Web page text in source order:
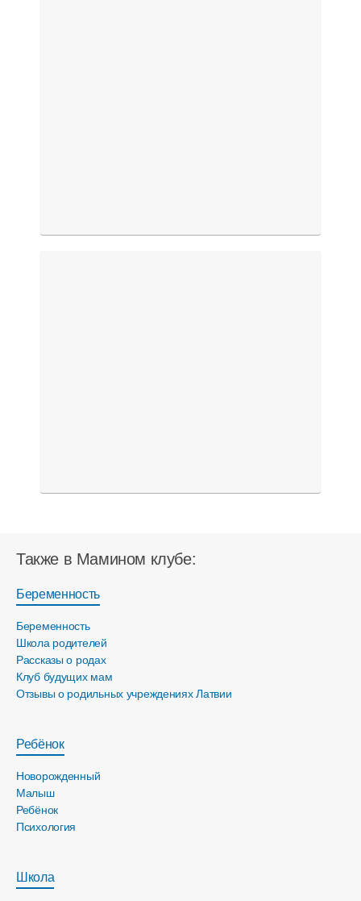
Также в Мамином клубе:
Беременность
Беременность
Школа родителей
Рассказы о родах
Клуб будущих мам
Отзывы о родильных учреждениях Латвии
Ребёнок
Новорожденный
Малыш
Ребёнок
Психология
Школа